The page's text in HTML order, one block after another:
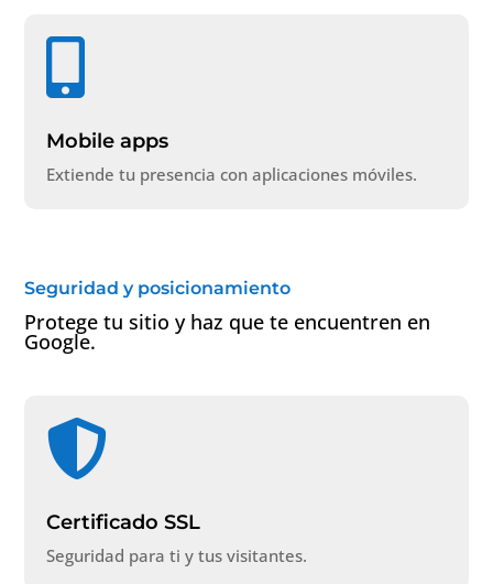

Mobile apps
Extiende tu presencia con aplicaciones móviles.
Seguridad y posicionamiento
Protege tu sitio y haz que te encuentren en
Google.

Certificado SSL
Seguridad para ti y tus visitantes.